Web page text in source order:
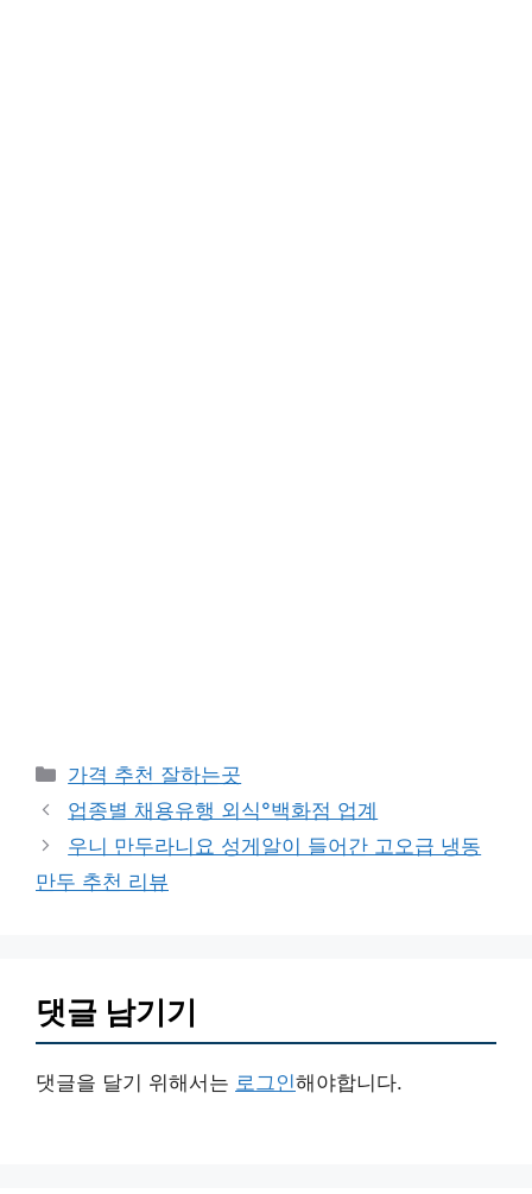
카
테
리
가격 추천 잘하는곳
업종별 채용유행 외식°백화점 업계
우니 만두라니요 성게알이 들어간 고오급 냉동
만두 추천 리뷰
댓글 남기기
댓글을 달기 위해서는 로그인해야합니다.